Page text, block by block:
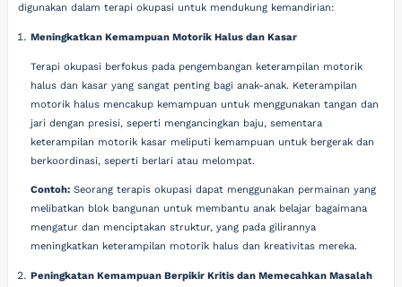
digunakan dalam terapi okupasi untuk mendukung kemandirian:
Meningkatkan Kemampuan Motorik Halus dan Kasar
Terapi okupasi berfokus pada pengembangan keterampilan motorik
halus dan kasar yang sangat penting bagi anak-anak. Keterampilan
motorik halus mencakup kemampuan untuk menggunakan tangan dan
jari dengan presisi, seperti mengancingkan baju, sementara
keterampilan motorik kasar meliputi kemampuan untuk bergerak dan
berkoordinasi, seperti berlari atau melompat.
Contoh:Seorang terapis okupasi dapat menggunakan permainan yang
melibatkan blok bangunan untuk membantu anak belajar bagaimana
mengatur dan menciptakan struktur, yang pada gilirannya
meningkatkan keterampilan motorik halus dan kreativitas mereka.
Peningkatan Kemampuan Berpikir Kritis dan Memecahkan Masalah